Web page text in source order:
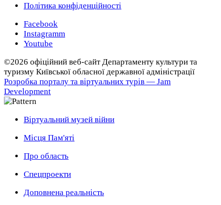
Політика конфіденційності
Facebook
Instagramm
Youtube
©2026 офіційний веб-сайт Департаменту культури та
туризму Київської обласної державної адміністрації
Розробка порталу та віртуальних турів — Jam
Development
Віртуальний музей війни
Місця Пам'яті
Про область
Спецпроекти
Доповнена реальність